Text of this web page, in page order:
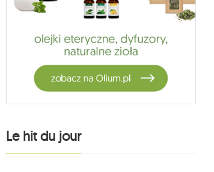
Le hit du jour